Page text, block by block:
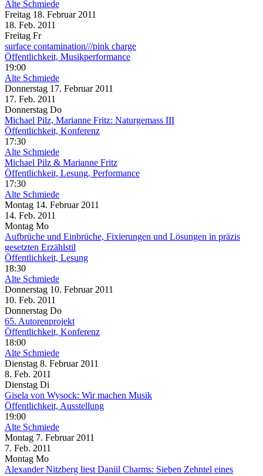
Alte Schmiede
Freitag 18. Februar 2011
18. Feb. 2011
Freitag Fr
surface contamination///pink charge
Öffentlichkeit, Musikperformance
19:00
Alte Schmiede
Donnerstag 17. Februar 2011
17. Feb. 2011
Donnerstag Do
Michael Pilz, Marianne Fritz: Naturgemass III
Öffentlichkeit, Konferenz
17:30
Alte Schmiede
Michael Pilz & Marianne Fritz
Öffentlichkeit, Lesung, Performance
17:30
Alte Schmiede
Montag 14. Februar 2011
14. Feb. 2011
Montag Mo
Aufbrüche und Einbrüche, Fixierungen und Lösungen in präzis
gesetzten Erzählstil
Öffentlichkeit, Lesung
18:30
Alte Schmiede
Donnerstag 10. Februar 2011
10. Feb. 2011
Donnerstag Do
65. Autorenprojekt
Öffentlichkeit, Konferenz
18:00
Alte Schmiede
Dienstag 8. Februar 2011
8. Feb. 2011
Dienstag Di
Gisela von Wysock: Wir machen Musik
Öffentlichkeit, Ausstellung
19:00
Alte Schmiede
Montag 7. Februar 2011
7. Feb. 2011
Montag Mo
Alexander Nitzberg liest Daniil Charms: Sieben Zehntel eines